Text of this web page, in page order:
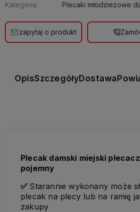
Kategoria:
Plecaki młodzieżowe
zapytaj o produkt
OpisSzczegółyDostawa
Plecak damski miejski
pojemny
✅ Starannie wykonany może
plecak na plecy lub na ramię
zakupy